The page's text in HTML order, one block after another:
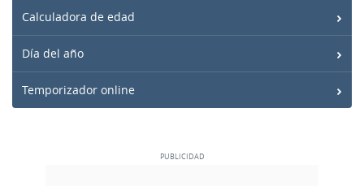
Calculadora de edad
Día del año
Temporizador online